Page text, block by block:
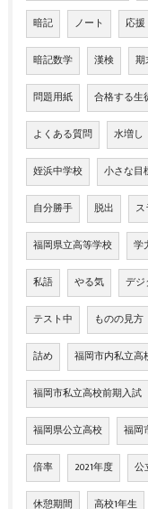
暗記 ノート 応援
暗記数学 漢検 期
問題用紙 合格する生
よくある質問 水増し
姪浜中学校 小さな目
自分勝手 脱出
福岡県立高等学校 学
私語 やる気 デ
テスト中 ものの見方
詰め 福岡市内私立高
福岡市私立高校前期入試
福岡県公立高校 福岡
倍率 2021年度 公
休憩期間 高校1年生